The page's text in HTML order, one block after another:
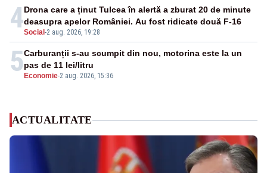
4Social -2 aug. 2026, 19:28
Drona care a ținut Tulcea în alertă a zburat 20 de minute
deasupra apelor României. Au fost ridicate două F-16
5 Economie-2 aug. 2026, 15:36
Carburanții s-au scumpit din nou, motorina este la un
pas de 11 lei/litru
ACTUALITATE